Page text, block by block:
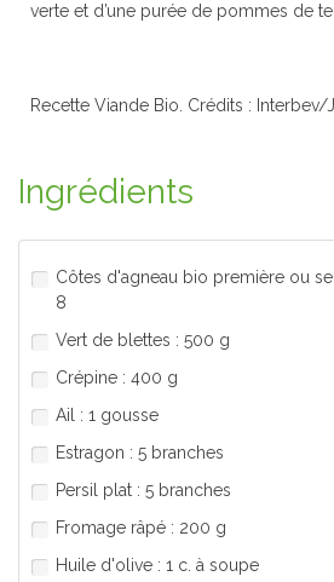
verte et d’une purée de pommes de
Recette Viande Bio. Crédits : Interbev/
Ingrédients
Côtes d'agneau bio première ou
8
Vert de blettes : 500 g
Crépine : 400 g
Ail : 1 gousse
Estragon : 5 branches
Persil plat : 5 branches
Fromage râpé : 200 g
Huile d'olive : 1 c. à soupe